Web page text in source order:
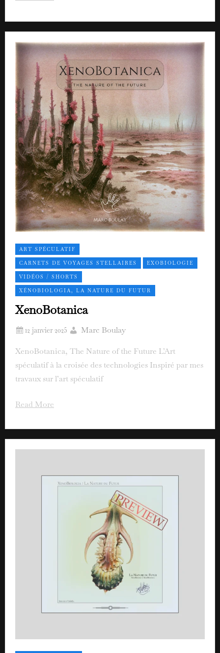
ART SPÉCULATIF
CARNETS DE VOYAGES STELLAIRES EXOBIOLOGIE
VIDÉOS / SHORTS
XÉNOBIOLOGIA, LA NATURE DU FUTUR
XenoBotanica
Marc Boulay
XenoBotanica, The Nature of the Future L’Art
spéculatif à la croisée des technologies Inspiré par mes
travaux sur l’art spéculatif
Read More